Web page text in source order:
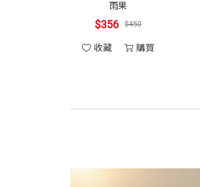
雨果
$356 $450
收藏 購買